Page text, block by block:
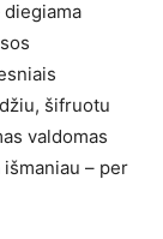
diegiama
šifruotu
valdomas
– per